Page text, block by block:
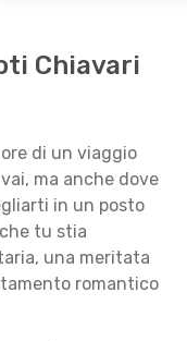
Chiavari
di un viaggio
ma anche dove
in un posto
tu stia
una meritata
romantico